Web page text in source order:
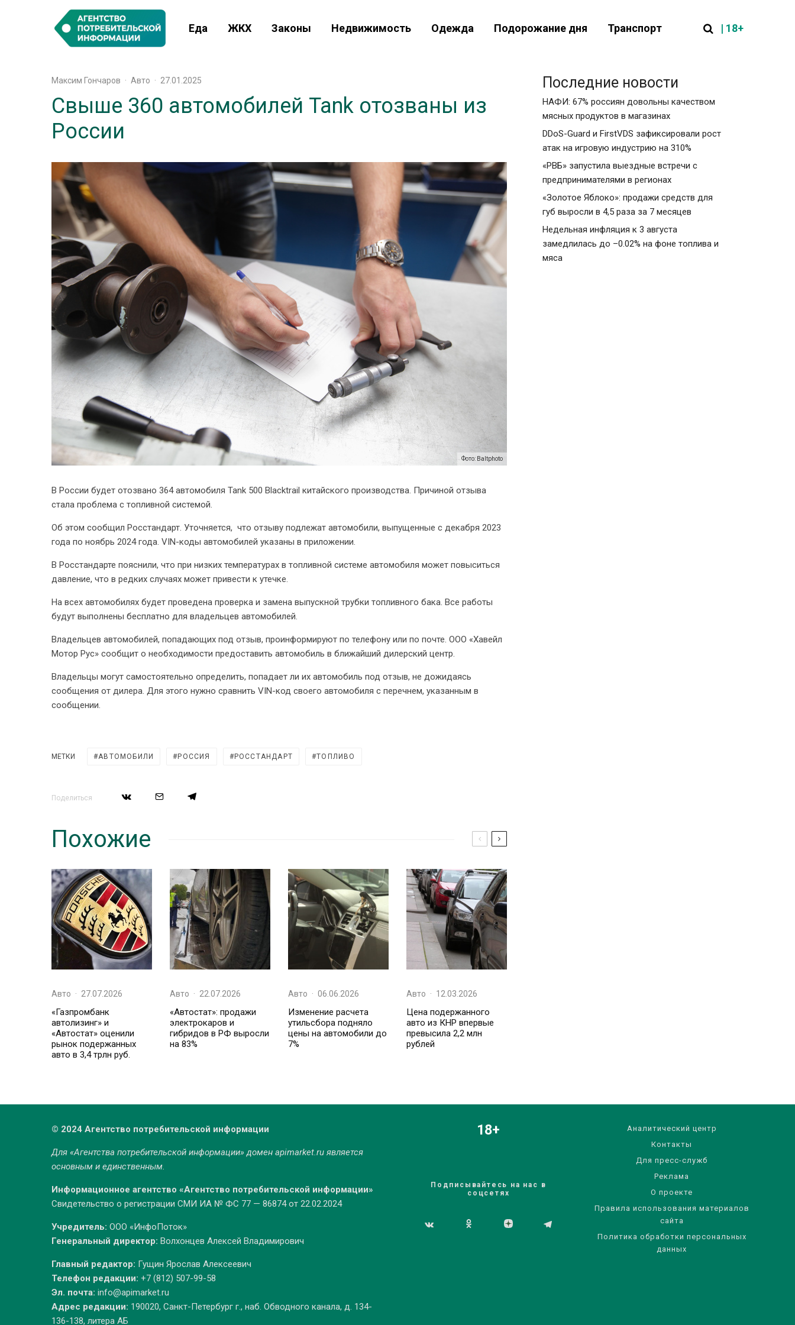
Еда ЖКХ Законы Недвижимость Одежда Подорожание дня Транспорт | 18+
Максим Гончаров · Авто · 27.01.2025
Свыше 360 автомобилей Tank отозваны из
России
Фото: Baltphoto
В России будет отозвано 364 автомобиля Tank 500 Blacktrail китайского производства. Причиной отзыва
стала проблема с топливной системой.
Об этом сообщил Росстандарт. Уточняется, что отзыву подлежат автомобили, выпущенные с декабря 2023
года по ноябрь 2024 года. VIN-коды автомобилей указаны в приложении.
В Росстандарте пояснили, что при низких температурах в топливной системе автомобиля может повыситься
давление, что в редких случаях может привести к утечке.
На всех автомобилях будет проведена проверка и замена выпускной трубки топливного бака. Все работы
будут выполнены бесплатно для владельцев автомобилей.
Владельцев автомобилей, попадающих под отзыв, проинформируют по телефону или по почте. ООО «Хавейл
Мотор Рус» сообщит о необходимости предоставить автомобиль в ближайший дилерский центр.
Владельцы могут самостоятельно определить, попадает ли их автомобиль под отзыв, не дожидаясь
сообщения от дилера. Для этого нужно сравнить VIN-код своего автомобиля с перечнем, указанным в
сообщении.
МЕТКИ АВТОМОБИЛИ РОССИЯ РОССТАНДАРТ ТОПЛИВО
Поделиться
Похожие
Авто · 27.07.2026
«Газпромбанк
автолизинг» и
«Автостат» оценили
рынок подержанных
авто в 3,4 трлн руб.
Авто · 22.07.2026
«Автостат»: продажи
электрокаров и
гибридов в РФ выросли
на 83%
Авто · 06.06.2026
Изменение расчета
утильсбора подняло
цены на автомобили до
7%
Авто · 12.03.2026
Цена подержанного
авто из КНР впервые
превысила 2,2 млн
рублей
Последние новости
НАФИ: 67% россиян довольны качеством
мясных продуктов в магазинах
DDoS-Guard и FirstVDS зафиксировали рост
атак на игровую индустрию на 310%
«РВБ» запустила выездные встречи с
предпринимателями в регионах
«Золотое Яблоко»: продажи средств для
губ выросли в 4,5 раза за 7 месяцев
Недельная инфляция к 3 августа
замедлилась до –0.02% на фоне топлива и
мяса
© 2024 Агентство потребительской информации
Для «Агентства потребительской информации» домен apimarket.ruявляется
основным и единственным.
Информационное агентство «Агентство потребительской информации»
Свидетельство о регистрации СМИ ИА № ФС 77 — 86874 от 22.02.2024
Учредитель: ООО «ИнфоПоток»
Генеральный директор: Волхонцев Алексей Владимирович
Главный редактор: Гущин Ярослав Алексеевич
Телефон редакции: +7 (812) 507-99-58
Эл. почта: info@apimarket.ru
Адрес редакции: 190020, Санкт-Петербург г., наб. Обводного канала, д. 134-
136-138, литера АБ
18+
Подписывайтесь на нас в
соцсетях
Аналитический центр
Контакты
Для пресс-служб
Реклама
О проекте
Правила использования материалов
сайта
Политика обработки персональных
данных